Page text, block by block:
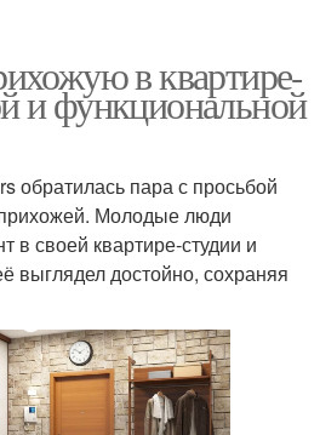
в квартире-
и функциональной
обратилась пара с просьбой
Молодые люди
в своей квартире-студии и
выглядел достойно, сохраняя